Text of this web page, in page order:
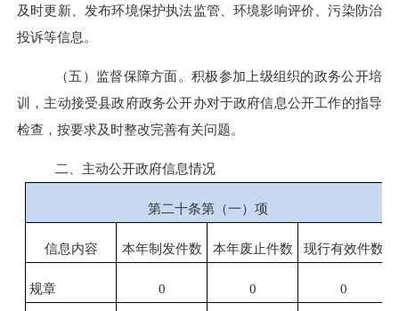
及时更新、发布环境保护执法监管、环境影响评价、污染防治
投诉等信息。
（五）监督保障方面。积极参加上级组织的政务公开培
训，主动接受县政府政务公开办对于政府信息公开工作的指导
检查，按要求及时整改完善有关问题。
二、 主动公开政府信息情况
第二十条第（一）项
信息内容 本年制发件数 本年废止件数 现行有效件数
规章 0 0 0